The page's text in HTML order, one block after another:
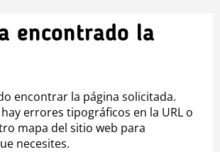
encontrado la
encontrar la página solicitada.
errores tipográficos en la URL o
mapa del sitio web para
necesites.